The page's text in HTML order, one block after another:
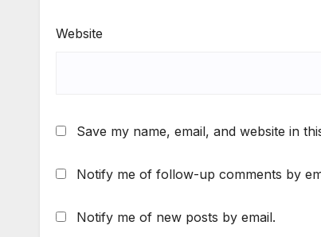
Website
Save my name, email, and website in
Notify me of follow-up comments by
Notify me of new posts by email.